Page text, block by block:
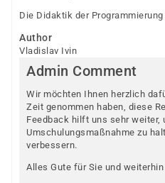
Die Didaktik der
Author
Vladislav Ivin
Admin Comment
Wir möchten Ihnen herzlich
Zeit genommen haben, diese
Feedback hilft uns sehr weiter,
Umschulungsmaßnahme zu
verbessern.
Alles Gute für Sie und